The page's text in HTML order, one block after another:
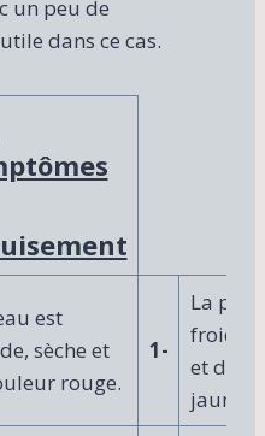
un peu de
dans ce cas.
est
sèche et
rouge.
1-
La
froide,
et de
jaune.